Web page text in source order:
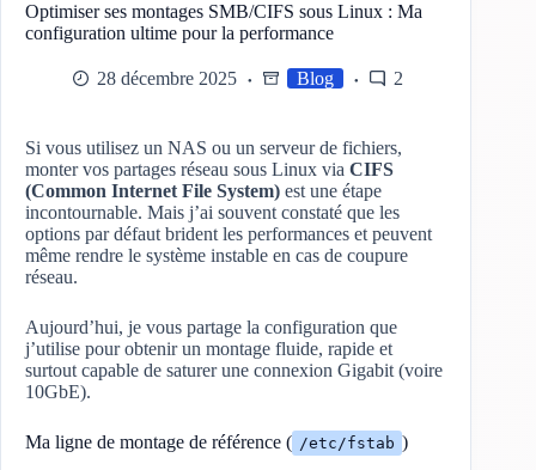
Optimiser ses montages SMB/CIFS sous Linux : Ma
configuration ultime pour la performance
28 décembre 2025 Blog 2
Si vous utilisez un NAS ou un serveur de fichiers,
monter vos partages réseau sous Linux via CIFS
(Common Internet File System) est une étape
incontournable. Mais j’ai souvent constaté que les
options par défaut brident les performances et peuvent
même rendre le système instable en cas de coupure
réseau.
Aujourd’hui, je vous partage la configuration que
j’utilise pour obtenir un montage fluide, rapide et
surtout capable de saturer une connexion Gigabit (voire
10GbE).
Ma ligne de montage de référence ( /etc/fstab )